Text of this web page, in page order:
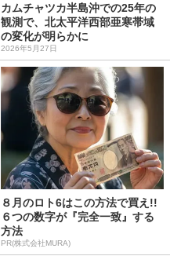
カムチャツカ半島沖での25年の
観測で、北太平洋西部亜寒帯域
の変化が明らかに
2026年5月27日
８月のロト6はこの方法で買え!!
６つの数字が『完全一致』する
方法
PR(株式会社MURA)